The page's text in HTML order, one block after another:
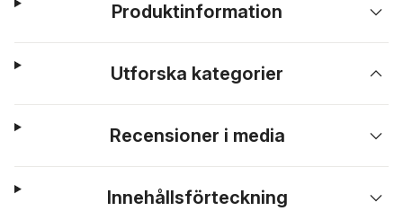
Produktinformation
Utforska kategorier
Recensioner i media
Innehållsförteckning